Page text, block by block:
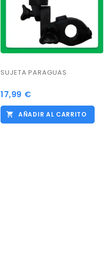
SUJETA PARAGUAS
Precio
17,99 €
AÑADIR AL CARRITO